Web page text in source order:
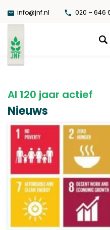
naar
de
inhoud
info@jnf.nl 020 – 646
JNF
Al 120 jaar actief
Nieuws